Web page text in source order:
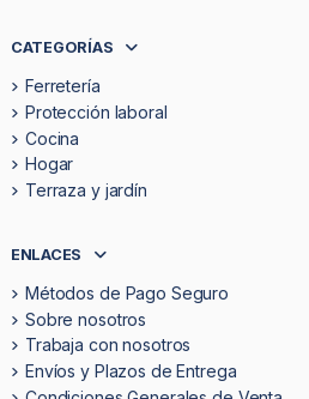
CATEGORÍAS
Ferretería
Protección laboral
Cocina
Hogar
Terraza y jardín
ENLACES
Métodos de Pago Seguro
Sobre nosotros
Trabaja con nosotros
Envíos y Plazos de Entrega